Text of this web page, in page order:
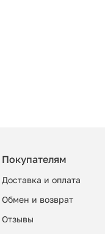
Покупателям
Доставка и оплата
Обмен и возврат
Отзывы